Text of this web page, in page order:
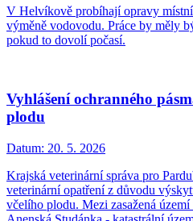
V Helvíkově probíhají opravy
výměně vodovodu. Práce by měly
pokud to dovolí počasí.
Vyhlášení ochranného
plodu
Datum: 20. 5. 2026
Krajská veterinární správa pro
veterinární opatření z důvodu
včelího plodu. Mezi zasažená